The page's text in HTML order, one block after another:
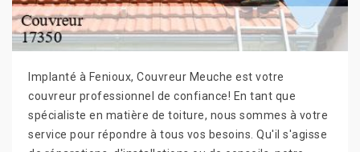
Implanté à Fenioux, Couvreur Meuche est votre
couvreur professionnel de confiance! En tant que
spécialiste en matière de toiture, nous sommes à votre
service pour répondre à tous vos besoins. Qu'il s'agisse